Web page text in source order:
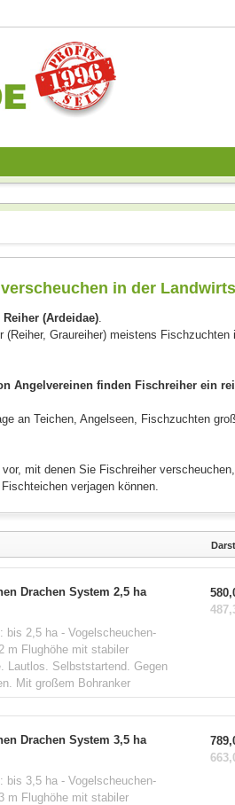
in der
(Ardeidae).
Graureiher) meistens Fischzuchten
Angelvereinen finden Fischreiher ein
an Teichen, Angelseen, Fischzuchten
mit denen Sie Fischreiher
verjagen können.
Drachen System 2,5 ha
bis 2,5 ha - Vogelscheuchen-
m Flughöhe mit stabiler
Lautlos. Selbststartend. Gegen
Mit großem Bohranker
Drachen System 3,5 ha
bis 3,5 ha - Vogelscheuchen-
m Flughöhe mit stabiler